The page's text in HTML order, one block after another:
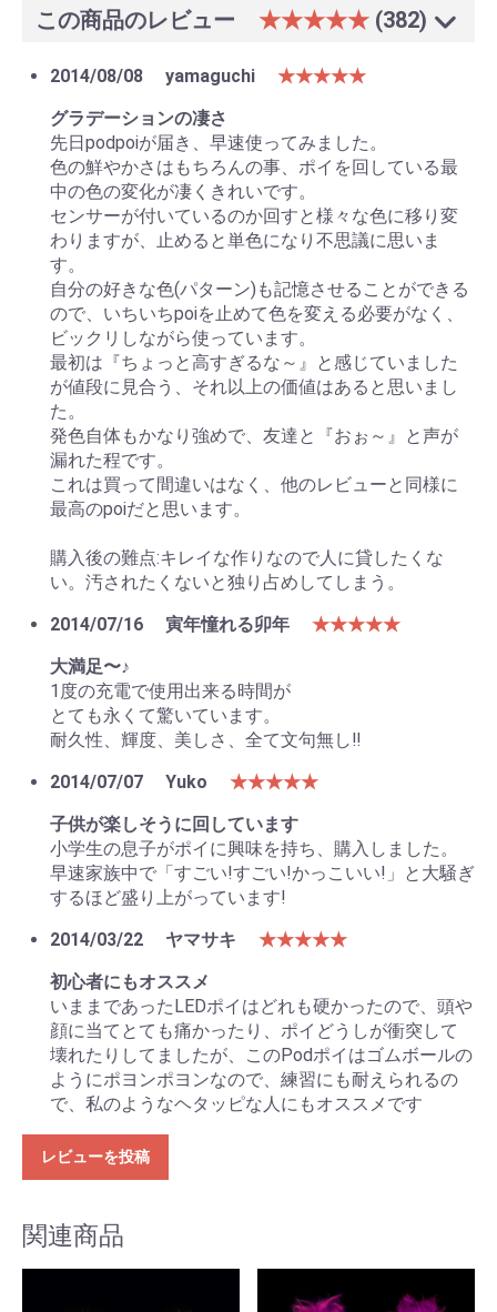
この商品のレビュー ★★★★★ (382)
2014/08/08 yamaguchi
★★★★★
グラデーションの凄さ
先日podpoiが届き、早速使ってみました。
色の鮮やかさはもちろんの事、ポイを回している最
中の色の変化が凄くきれいです。
センサーが付いているのか回すと様々な色に移り変
わりますが、止めると単色になり不思議に思いま
す。
自分の好きな色(パターン)も記憶させることができる
ので、いちいちpoiを止めて色を変える必要がなく、
ビックリしながら使っています。
最初は『ちょっと高すぎるな～』と感じていました
が値段に見合う、それ以上の価値はあると思いまし
た。
発色自体もかなり強めで、友達と『おぉ～』と声が
漏れた程です。
これは買って間違いはなく、他のレビューと同様に
最高のpoiだと思います。
購入後の難点:キレイな作りなので人に貸したくな
い。汚されたくないと独り占めしてしまう。
2014/07/16
寅年憧れる卯年
★★★★★
大満足〜♪
1度の充電で使用出来る時間が
とても永くて驚いています。
耐久性、輝度、美しさ、全て文句無し‼︎
2014/07/07
Yuko
★★★★★
子供が楽しそうに回しています
小学生の息子がポイに興味を持ち、購入しました。
早速家族中で「すごい!すごい!かっこいい!」と大騒ぎ
するほど盛り上がっています!
2014/03/22
ヤマサキ
★★★★★
初心者にもオススメ
いままであったLEDポイはどれも硬かったので、頭や
顔に当てとても痛かったり、ポイどうしが衝突して
壊れたりしてましたが、このPodポイはゴムボールの
ようにポヨンポヨンなので、練習にも耐えられるの
で、私のようなヘタッピな人にもオススメです
レビューを投稿
関連商品